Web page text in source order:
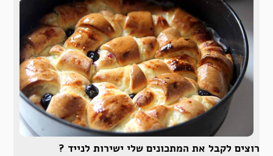
רוצים לקבל את המתכונים שלי ישירות לנייד ?